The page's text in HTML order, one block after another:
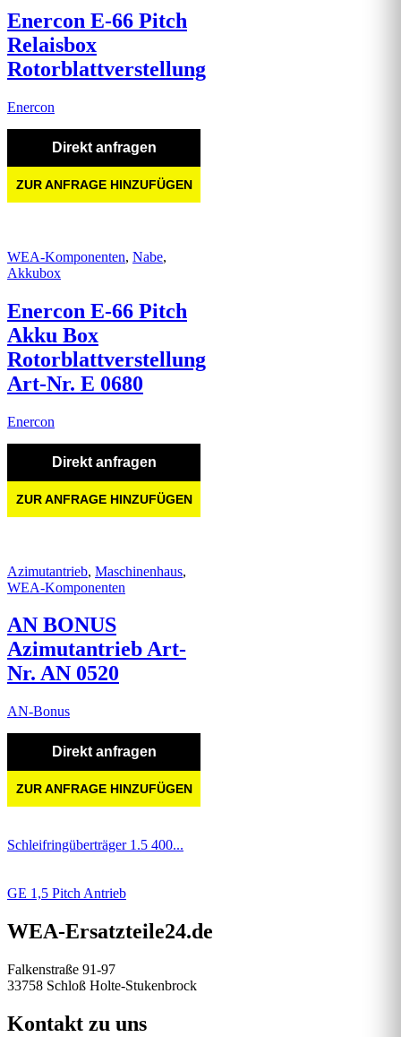
Enercon E-66 Pitch
Relaisbox
Rotorblattverstellung
Enercon
Direkt anfragen
ZUR ANFRAGE HINZUFÜGEN
WEA-Komponenten, Nabe,
Akkubox
Enercon E-66 Pitch
Akku Box
Rotorblattverstellung
Art-Nr. E 0680
Enercon
Direkt anfragen
ZUR ANFRAGE HINZUFÜGEN
Azimutantrieb, Maschinenhaus,
WEA-Komponenten
AN BONUS
Azimutantrieb Art-
Nr. AN 0520
AN-Bonus
Direkt anfragen
ZUR ANFRAGE HINZUFÜGEN
Schleifringüberträger 1.5 400...
GE 1,5 Pitch Antrieb
WEA-Ersatzteile24.de
Falkenstraße 91-97
33758 Schloß Holte-Stukenbrock
Kontakt zu uns